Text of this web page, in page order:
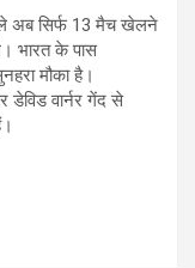
अब सिर्फ 13 मैच खेलने
भारत के पास
मौका है।
वार्नर गेंद से